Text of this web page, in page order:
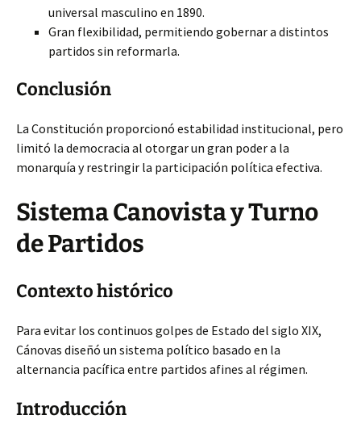
universal masculino en 1890.
Gran flexibilidad, permitiendo gobernar a distintos
partidos sin reformarla.
Conclusión
La Constitución proporcionó estabilidad institucional, pero
limitó la democracia al otorgar un gran poder a la
monarquía y restringir la participación política efectiva.
Sistema Canovista y Turno
de Partidos
Contexto histórico
Para evitar los continuos golpes de Estado del siglo XIX,
Cánovas diseñó un sistema político basado en la
alternancia pacífica entre partidos afines al régimen.
Introducción